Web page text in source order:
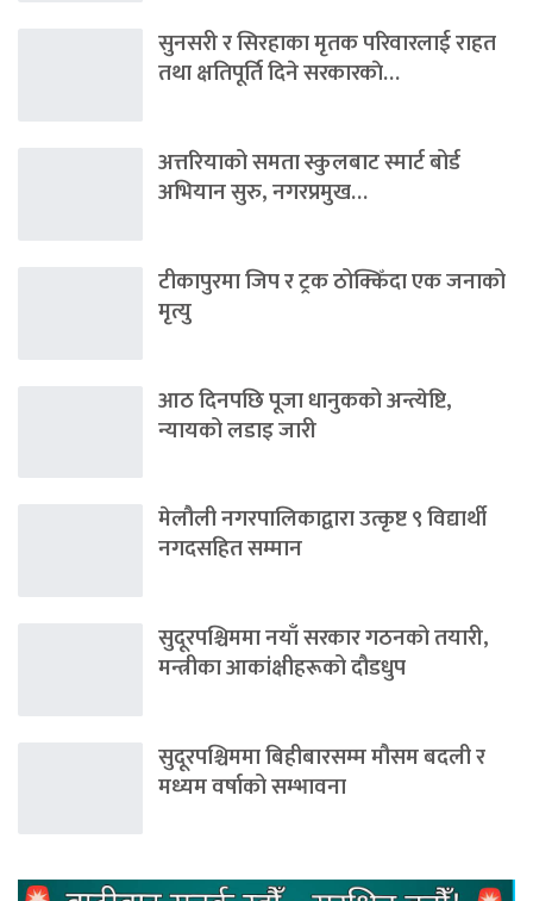
सुनसरी र सिरहाका मृतक परिवारलाई राहत
तथा क्षतिपूर्ति दिने सरकारकाे…
अत्तरियाको समता स्कुलबाट स्मार्ट बोर्ड
अभियान सुरु, नगरप्रमुख…
टीकापुरमा जिप र ट्रक ठोक्किँदा एक जनाको
मृत्यु
आठ दिनपछि पूजा धानुकको अन्त्येष्टि,
न्यायको लडाइ जारी
मेलौली नगरपालिकाद्वारा उत्कृष्ट ९ विद्यार्थी
नगदसहित सम्मान
सुदूरपश्चिममा नयाँ सरकार गठनको तयारी,
मन्त्रीका आकांक्षीहरूको दौडधुप
सुदूरपश्चिममा बिहीबारसम्म मौसम बदली र
मध्यम वर्षाको सम्भावना